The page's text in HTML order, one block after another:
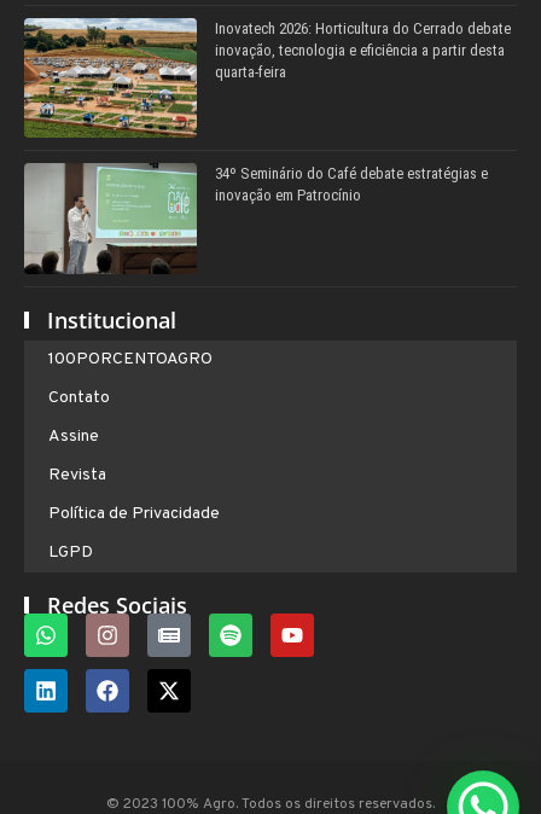
Inovatech 2026: Horticultura do Cerrado debate
inovação, tecnologia e eficiência a partir desta
quarta-feira
34º Seminário do Café debate estratégias e
inovação em Patrocínio
Institucional
100PORCENTOAGRO
Contato
Assine
Revista
Política de Privacidade
LGPD
Redes Sociais
© 2023 100% Agro. Todos os direitos reservados.